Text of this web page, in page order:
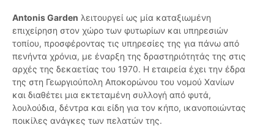
Antonis Garden λειτουργεί ως μία καταξιωμένη
επιχείρηση στον χώρο των φυτωρίων και υπηρεσιών
τοπίου, προσφέροντας τις υπηρεσίες της για πάνω από
πενήντα χρόνια, με έναρξη της δραστηριότητάς της στις
αρχές της δεκαετίας του 1970. Η εταιρεία έχει την έδρα
της στη Γεωργιούπολη Αποκορώνου του νομού Χανίων
και διαθέτει μια εκτεταμένη συλλογή από φυτά,
λουλούδια, δέντρα και είδη για τον κήπο, ικανοποιώντας
ποικίλες ανάγκες των πελατών της.